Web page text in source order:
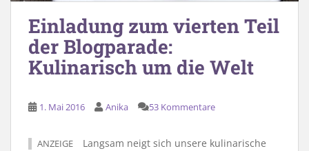
Einladung zum vierten Teil
der Blogparade:
Kulinarisch um die Welt
1. Mai 2016 Anika 53 Kommentare
ANZEIGE
Langsam neigt sich unsere kulinarische